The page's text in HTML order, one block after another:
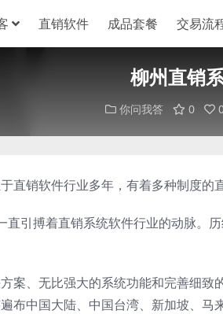
直销软件 成品套餐 交易流
柳州直销
你问我答 0
销软件行业多年，有着多种制度的
引搏着直销系统软件行业的动脉。
案、无比强大的系统功能和完善细致
布中国大陆、中国台湾、新加坡、马